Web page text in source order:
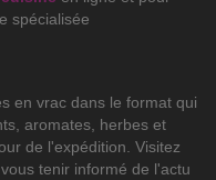
spécialisée
en vrac dans le format qui
aromates, herbes et
de l'expédition. Visitez
tenir informé de l'actu